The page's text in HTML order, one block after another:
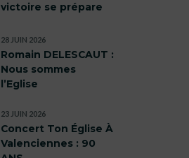
victoire se prépare
Romain DELESCAUT :
Nous sommes
l’Eglise
28 JUIN 2026
Concert Ton Église À
Valenciennes : 90
23 JUIN 2026